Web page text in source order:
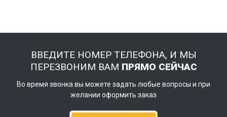
ВВЕДИТЕ НОМЕР ТЕЛЕФОНА, И МЫ
ПЕРЕЗВОНИМ ВАМ ПРЯМО СЕЙЧАС
Во время звонка вы можете задать любые вопросы и при
желании оформить заказ